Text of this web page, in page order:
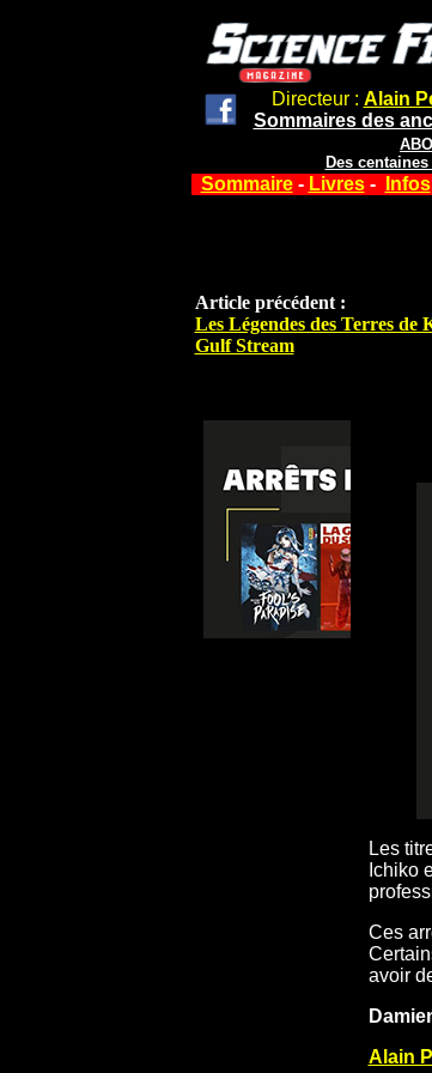
Directeur : Alain
Sommaires des
Des
Sommaire- Livres- Infos
Article précédent :
Les Légendes des Terres de
Gulf Stream
Les
Ichiko
Ces
avoir
Alain